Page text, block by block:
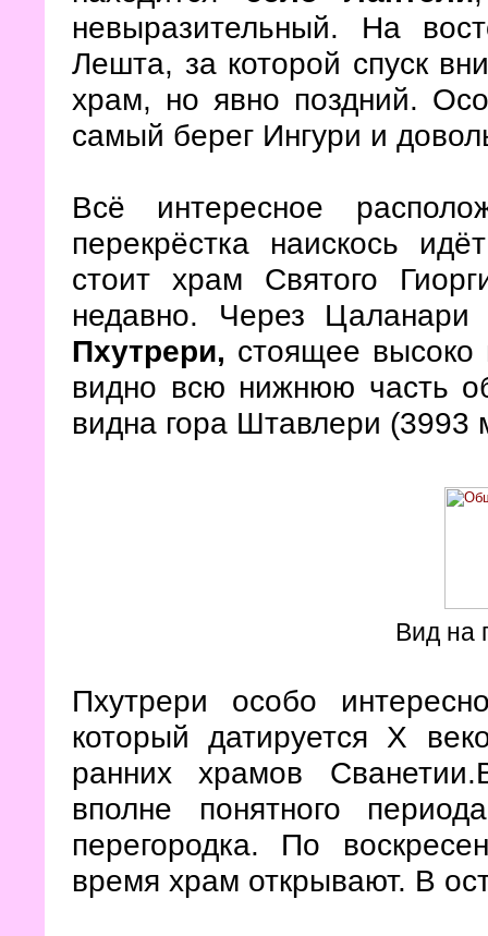
невыразительный. На
Лешта, за которой спуск
храм, но явно поздний.
самый берег Ингури и
Всё интересное
перекрёстка наискось
стоит храм Святого
недавно. Через
Пхутрери, стоящее
видно всю нижнюю часть
видна гора Штавлери (3993
Вид на
Пхутрери особо
который датируется X
ранних храмов
вполне понятного
перегородка. По
время храм открывают. В